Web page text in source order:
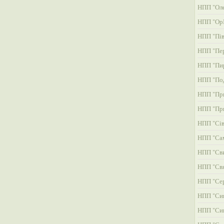
НПП
НПП
НПП
НПП
НПП
НПП
НПП
НПП
НПП
НПП
НПП
НПП
НПП
НПП
НПП